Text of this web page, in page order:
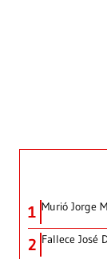
1 Murió Jorge
2 Fallece José